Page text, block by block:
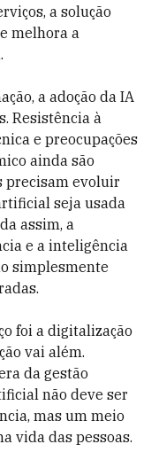
a solução
melhora a
a adoção da IA
Resistência à
e preocupações
ainda são
precisam evoluir
seja usada
assim, a
e a inteligência
simplesmente
foi a digitalização
vai além.
da gestão
não deve ser
mas um meio
vida das pessoas.